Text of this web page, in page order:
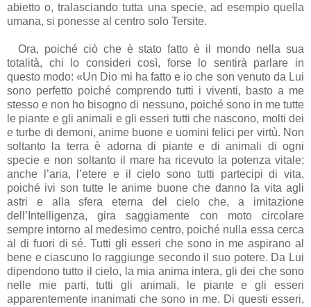
abietto o, tralasciando tutta una specie, ad esempio quella
umana, si ponesse al centro solo Tersite.
Ora, poiché ciò che è stato fatto è il mondo nella sua
totalità, chi lo consideri così, forse lo sentirà parlare in
questo modo: «Un Dio mi ha fatto e io che son venuto da Lui
sono perfetto poiché comprendo tutti i viventi, basto a me
stesso e non ho bisogno di nessuno, poiché sono in me tutte
le piante e gli animali e gli esseri tutti che nascono, molti dei
e turbe di demoni, anime buone e uomini felici per virtù. Non
soltanto la terra è adorna di piante e di animali di ogni
specie e non soltanto il mare ha ricevuto la potenza vitale;
anche l’aria, l’etere e il cielo sono tutti partecipi di vita,
poiché ivi son tutte le anime buone che danno la vita agli
astri e alla sfera eterna del cielo che, a imitazione
dell’Intelligenza, gira saggiamente con moto circolare
sempre intorno al medesimo centro, poiché nulla essa cerca
al di fuori di sé. Tutti gli esseri che sono in me aspirano al
bene e ciascuno lo raggiunge secondo il suo potere. Da Lui
dipendono tutto il cielo, la mia anima intera, gli dei che sono
nelle mie parti, tutti gli animali, le piante e gli esseri
apparentemente inanimati che sono in me. Di questi esseri,